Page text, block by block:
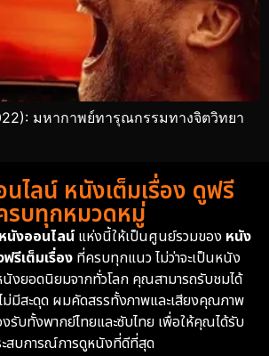
มหากาพย์ทารุณกรรมทางจิตวิทยา
ไลน์ หนังเต็มเรื่อง ดูฟรี
รบทุกหมวดหมู่
นังออนไลน์แห่งนี้ให้เป็นศูนย์รวมของ หนัง
รีเต็มเรื่อง ที่ครบทุกแนว ไม่ว่าจะเป็นหนัง
นังยอดนิยมจากทั่วโลก คุณสามารถรับชมได้
มีสะดุด ผมคัดสรรทั้งภาพและเสียงคุณภาพ
รับทั้งพากย์ไทยและซับไทย เพื่อให้คุณได้รับ
สบการณ์การดูหนังที่ดีที่สุด